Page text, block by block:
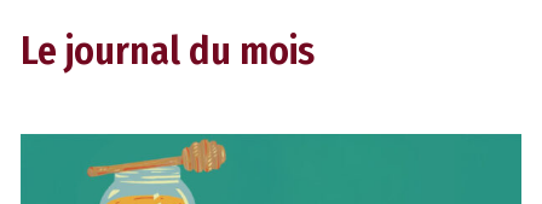
Le journal du mois